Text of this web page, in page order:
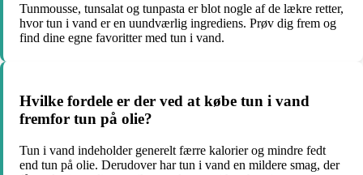
Tunmousse, tunsalat og tunpasta er blot nogle af de lækre retter,
hvor tun i vand er en uundværlig ingrediens. Prøv dig frem og
find dine egne favoritter med tun i vand.
Hvilke fordele er der ved at købe tun i vand
fremfor tun på olie?
Tun i vand indeholder generelt færre kalorier og mindre fedt
end tun på olie. Derudover har tun i vand en mildere smag, der